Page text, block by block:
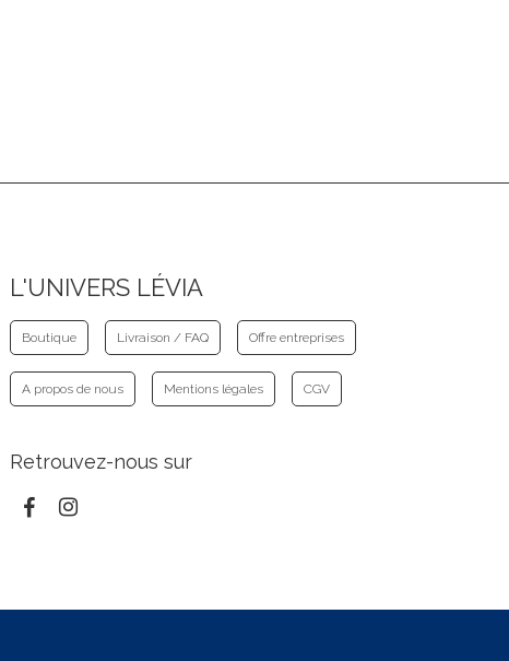
L'UNIVERS LÉVIA
Boutique Livraison / FAQ Offre entreprises
A propos de nous Mentions légales CGV
Retrouvez-nous sur